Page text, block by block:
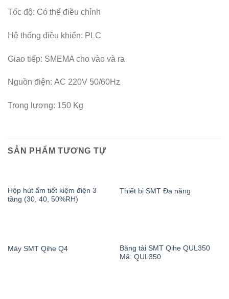
Tốc độ: Có thể điều chỉnh
Hệ thống điều khiển: PLC
Giao tiếp: SMEMA cho vào và ra
Nguồn điện: AC 220V 50/60Hz
Trọng lượng: 150 Kg
SẢN PHẨM TƯƠNG TỰ
Hộp hút ẩm tiết kiệm điện 3
tầng (30, 40, 50%RH)
Thiết bị SMT Đa năng
Máy SMT Qihe Q4
Băng tải SMT Qihe QUL350
Mã: QUL350